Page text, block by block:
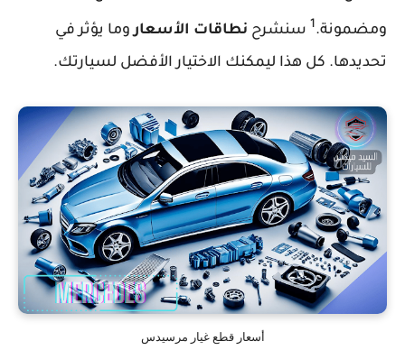
ومضمونة.1 سنشرح نطاقات الأسعاروما يؤثر في
تحديدها. كل هذا ليمكنك الاختيار الأفضل لسيارتك.
أسعار قطع غيار مرسيدس